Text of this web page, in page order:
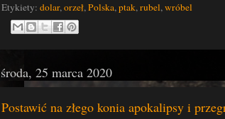
Etykiety: dolar,orzeł,Polska,ptak,rubel,wróbel
środa, 25 marca 2020
Postawić na złego konia apokalipsy i